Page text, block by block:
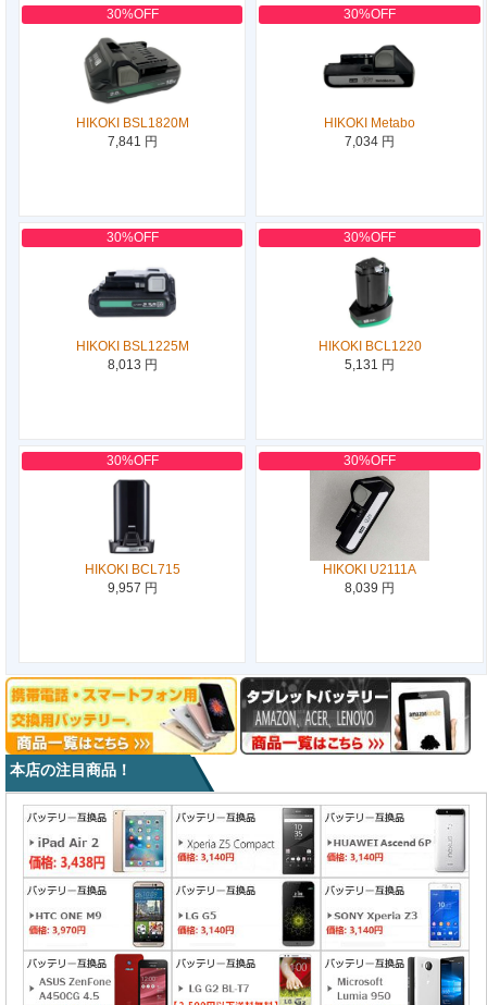
30%OFF
HIKOKI BSL1820M
7,841 円
30%OFF
HIKOKI Metabo
7,034 円
30%OFF
HIKOKI BSL1225M
8,013 円
30%OFF
HIKOKI BCL1220
5,131 円
30%OFF
HIKOKI BCL715
9,957 円
30%OFF
HIKOKI U2111A
8,039 円
本店の注目商品！